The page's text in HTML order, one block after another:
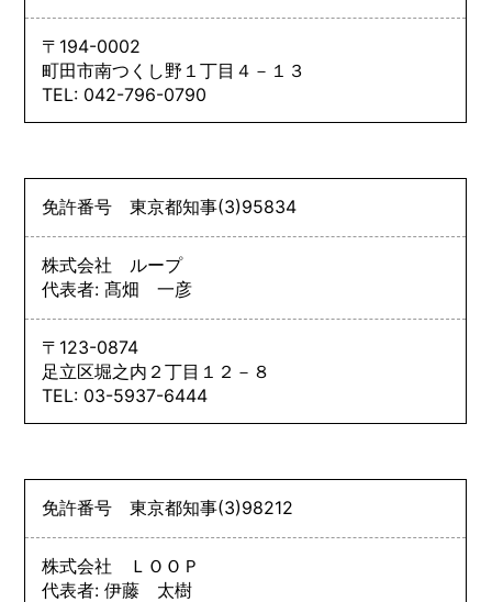
〒194-0002
町田市南つくし野１丁目４－１３
TEL: 042-796-0790
免許番号東京都知事(3)95834
株式会社 ループ
代表者: 髙畑 一彦
〒123-0874
足立区堀之内２丁目１２－８
TEL: 03-5937-6444
免許番号東京都知事(3)98212
株式会社 ＬＯＯＰ
代表者: 伊藤 太樹